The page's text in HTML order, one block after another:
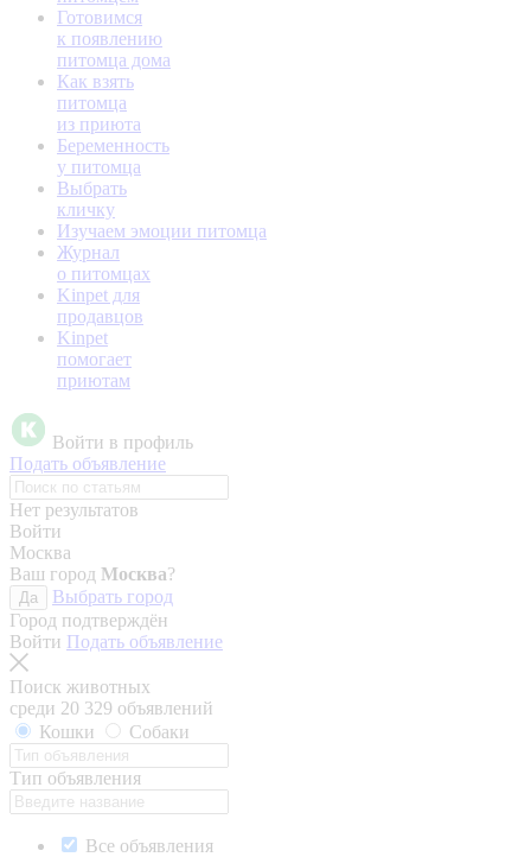
Готовимся
к появлению
питомца дома
Как взять
питомца
из приюта
Беременность
у питомца
Выбрать
кличку
Изучаем эмоции питомца
Журнал
о питомцах
Kinpet для
продавцов
Kinpet
помогает
приютам
Войти в профиль
Подать объявление
Нет результатов
Войти
Москва
Ваш город Москва?
Да
Выбрать город
Город подтверждён
Войти Подать объявление
Поиск животных
среди 20 329 объявлений
Кошки
Собаки
Тип объявления
Все объявления